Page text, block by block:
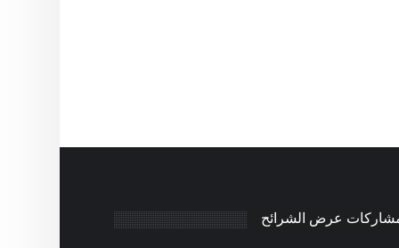
عرض الشرائح